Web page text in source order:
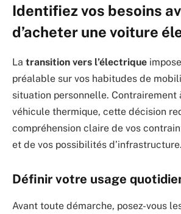
Identifiez vos besoins
d’acheter une voiture
La transition vers l’électrique
préalable sur vos habitudes de
situation personnelle. Contrairement
véhicule thermique, cette décision
compréhension claire de vos
et de vos possibilités d’infrastructure.
Définir votre usage
Avant toute démarche, posez-vous